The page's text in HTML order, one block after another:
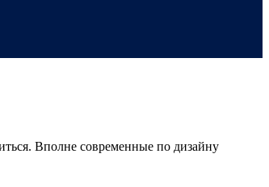
Вполне современные по дизайну